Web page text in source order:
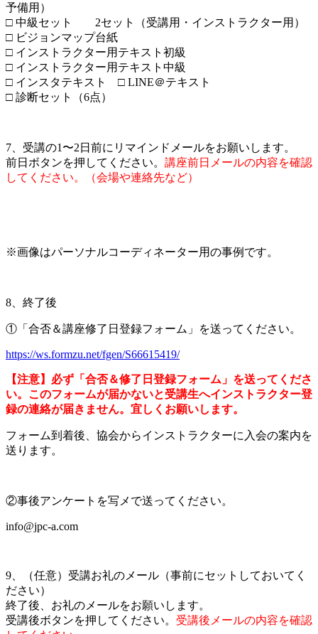
予備用）
□ 中級セット 2セット（受講用・インストラクター用）
□ ビジョンマップ台紙
□ インストラクター用テキスト初級
□ インストラクター用テキスト中級
□ インスタテキスト □ LINE＠テキスト
□ 診断セット（6点）
7、受講の1〜2日前にリマインドメールをお願いします。
前日ボタンを押してください。 講座前日メールの内容を確認
してください。（会場や連絡先など）
※画像はパーソナルコーディネーター用の事例です。
8、終了後
①「合否＆講座修了日登録フォーム」を送ってください。
https://ws.formzu.net/fgen/S66615419/
【注意】必ず「合否＆修了日登録フォーム」を送ってくださ
い。このフォームが届かないと受講生へインストラクター登
録の連絡が届きません。宜しくお願いします。
フォーム到着後、協会からインストラクターに入会の案内を
送ります。
②事後アンケートを写メで送ってください。
info@jpc-a.com
9、（任意）受講お礼のメール（事前にセットしておいてく
ださい）
終了後、お礼のメールをお願いします。
受講後ボタンを押してください。 受講後メールの内容を確認